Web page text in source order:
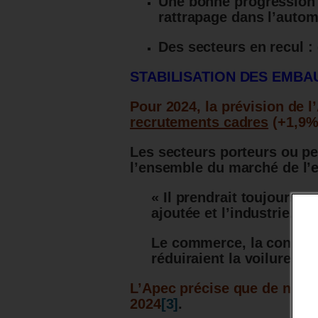
rattrapage dans
Des secteurs en recul
STABILISATION DES
Pour 2024, la prévision de
recrutements cadres
Les secteurs porteurs ou
l’ensemble du marché de
« Il prendrait toujours
ajoutée et l’industrie.
Le commerce, la
réduiraient la voilure. »
L’Apec précise que de
2024[3] .